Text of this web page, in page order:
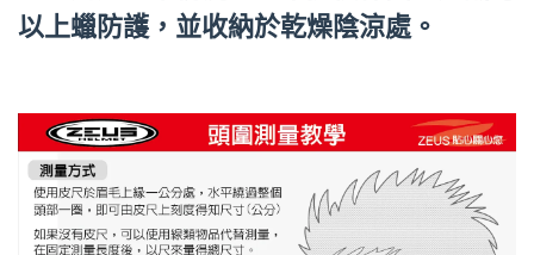
以上蠟防護，並收納於乾燥陰涼處。